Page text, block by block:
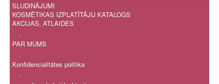
SLUDINĀJUMI
KOSMĒTIKAS IZPLATĪTĀJU KATALOGS
AKCIJAS, ATLAIDES
.
PAR MUMS
.
Konfidencialitātes politika
.